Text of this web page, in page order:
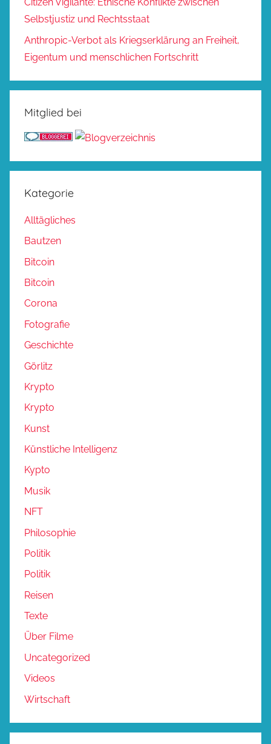
Citizen Vigilante: Ethische Konflikte zwischen
Selbstjustiz und Rechtsstaat
Anthropic-Verbot als Kriegserklärung an Freiheit,
Eigentum und menschlichen Fortschritt
Mitglied bei
Kategorie
Alltägliches
Bautzen
Bitcoin
Bitcoin
Corona
Fotografie
Geschichte
Görlitz
Krypto
Krypto
Kunst
Künstliche Intelligenz
Kypto
Musik
NFT
Philosophie
Politik
Politik
Reisen
Texte
Über Filme
Uncategorized
Videos
Wirtschaft